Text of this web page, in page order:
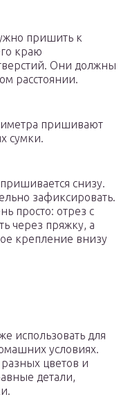
пришить к
краю
Они должны
расстоянии.
пришивают
сумки.
снизу.
зафиксировать.
просто: отрез с
через пряжку, а
крепление внизу
использовать для
условиях.
цветов и
детали,